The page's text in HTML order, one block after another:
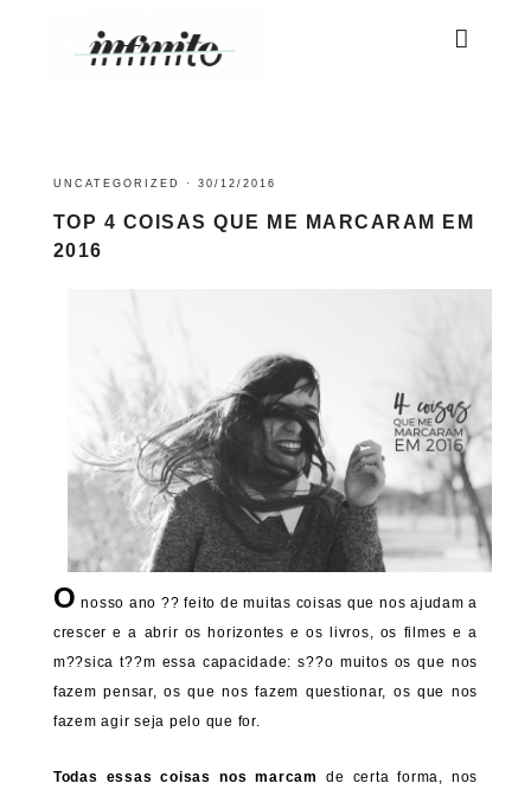
UNCATEGORIZED · 30/12/2016
TOP 4 COISAS QUE ME MARCARAM EM
2016
O nosso ano ?? feito de muitas coisas que nos ajudam a
crescer e a abrir os horizontes e os livros, os filmes e a
m??sica t??m essa capacidade: s??o muitos os que nos
fazem pensar, os que nos fazem questionar, os que nos
fazem agir seja pelo que for.
Todas essas coisas nos marcam
de certa forma, nos